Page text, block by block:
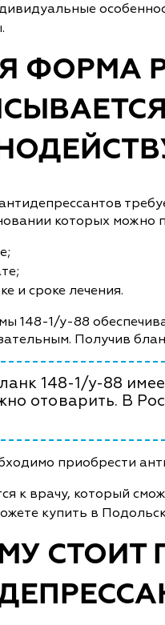
ФОРМА
которых можно
и сроке лечения.
148-1/у-88
Получив
148-1/у-88
отоварить. В
приобрести
к врачу, который
купить в
СТОИТ